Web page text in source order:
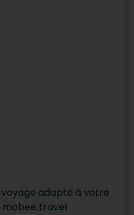
adapté à votre
mobee travel